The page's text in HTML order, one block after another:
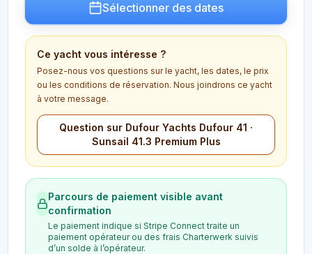
Sélectionner des dates
Ce yacht vous intéresse ?
Posez-nous vos questions sur le yacht, les dates, le prix
ou les conditions de réservation. Nous joindrons ce yacht
à votre message.
Question sur Dufour Yachts Dufour 41 ·
Sunsail 41.3 Premium Plus
Parcours de paiement visible avant
confirmation
Le paiement indique si Stripe Connect traite un
paiement opérateur ou des frais Charterwerk suivis
d’un solde à l’opérateur.